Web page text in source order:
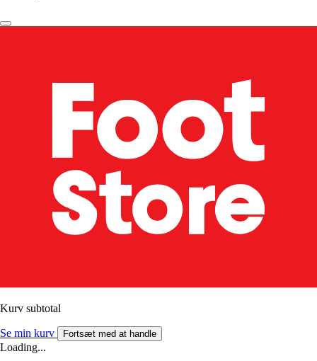
Kurv subtotal
Se min kurv Fortsæt med at handle
Loading...